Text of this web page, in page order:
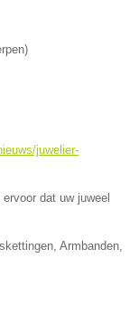
)
juwelier-
dat uw juweel
Armbanden,